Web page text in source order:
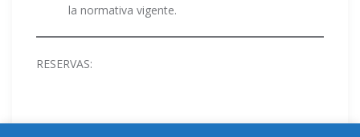
la normativa vigente.
RESERVAS: